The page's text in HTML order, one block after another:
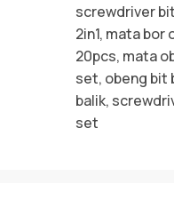
screwdriver bit
2in1, mata bor
20pcs, mata
set, obeng bit
balik,
set